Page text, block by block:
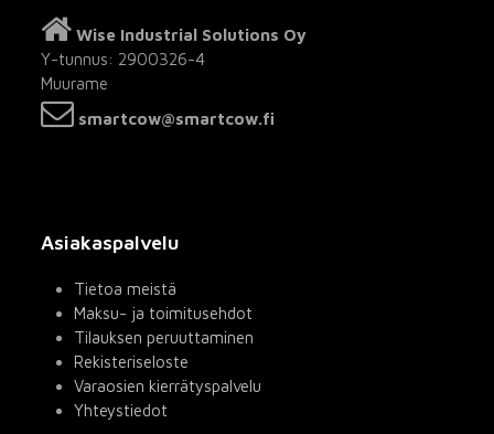
Wise Industrial Solutions Oy
Y-tunnus: 2900326-4
Muurame
smartcow@smartcow.fi
Asiakaspalvelu
Tietoa meistä
Maksu- ja toimitusehdot
Tilauksen peruuttaminen
Rekisteriseloste
Varaosien kierrätyspalvelu
Yhteystiedot